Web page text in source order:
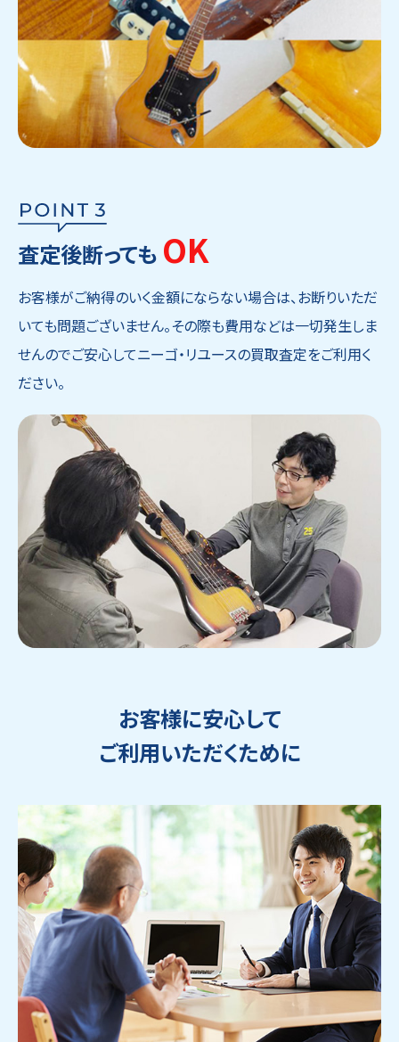
ウェブから1分
かんたん査定見積
フリーダイヤル
0120-1212-25
査定後断っても OK
お客様がご納得のいく金額にならない場合は、お断りいただ
いても問題ございません。その際も費用などは一切発生しま
せんのでご安心してニーゴ・リユースの買取査定をご利用く
ださい。
お客様に安心して
ご利用いただくために